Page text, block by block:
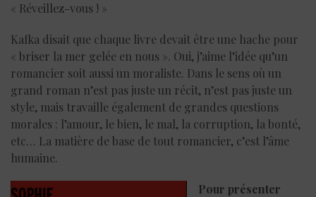
« Réveillez-vous ! »
Kafka disait que chaque livre devait être une hache pour
« briser la mer gelée en nous ». Oui, j’aime l’idée qu’un
romancier soit aussi un moraliste. Dans le sens où un
grand roman n’est pas juste un récit, n’est pas juste un
style, mais travaille également de grandes questions
morales : l’amour, le bien, le mal, la corruption, la bonté,
etc… La matière de base de tout romancier, c’est l’âme
humaine.
Pour présenter